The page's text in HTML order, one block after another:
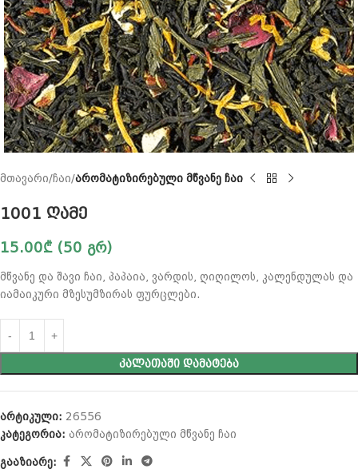
მთავარი ჩაი არომატიზირებული მწვანე ჩაი
1001 ღამე
15.00₾ (50 გრ)
მწვანე და შავი ჩაი, პაპაია, ვარდის, ღიღილოს, კალენდულას და
იამაიკური მზესუმზირას ფურცლები.
ᲙᲐᲚᲐᲗᲐᲨᲘ ᲓᲐᲛᲐᲢᲔᲑᲐ
არტიკული: 26556
კატეგორია: არომატიზირებული მწვანე ჩაი
გააზიარე: